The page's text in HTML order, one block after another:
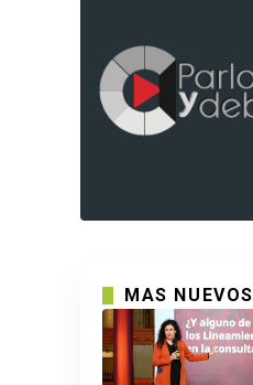
MAS NUEVOS